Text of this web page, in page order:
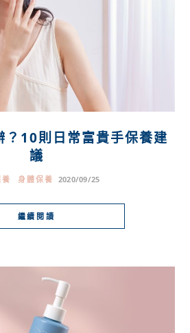
？10則日常富貴手保養建
議
身體保養 2020/09/25
繼續閱讀